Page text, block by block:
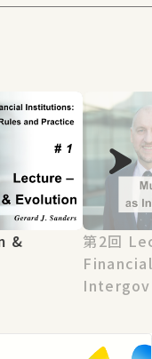
第2回 Lecture - Multilateral